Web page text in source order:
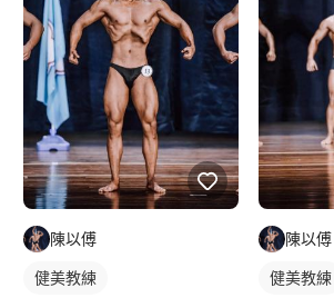
陳以傅
健美教練
陳以傅
健美教練